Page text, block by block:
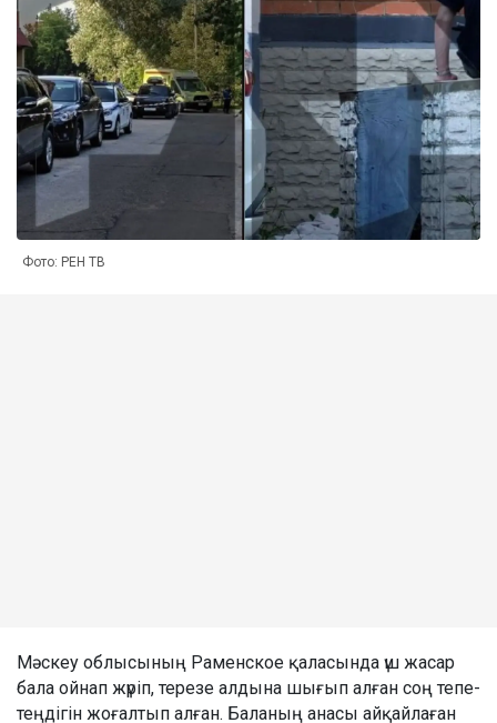
Фото: РЕН ТВ
Мәскеу облысының Раменское қаласында үш жасар
бала ойнап жүріп, терезе алдына шығып алған соң тепе-
теңдігін жоғалтып алған. Баланың анасы айқайлаған